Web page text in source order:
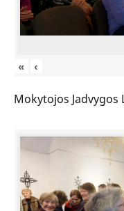
« ‹
Mokytojos Jadvygos